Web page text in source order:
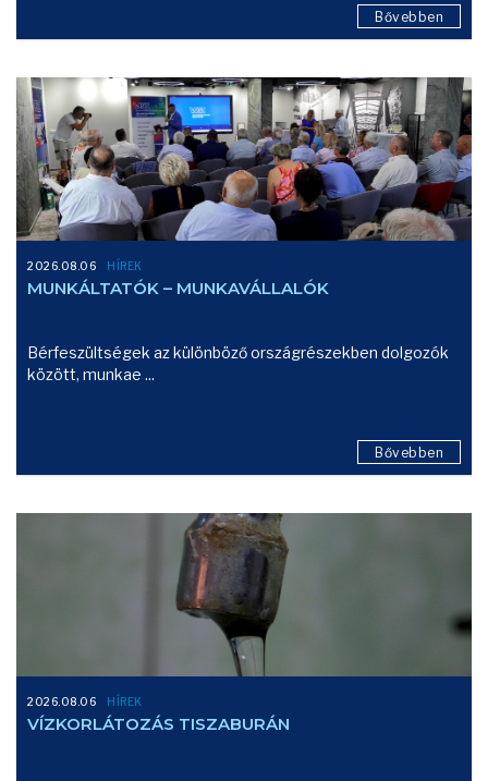
Bővebben
2026.08.06 HÍREK
MUNKÁLTATÓK – MUNKAVÁLLALÓK
Bérfeszültségek az különböző országrészekben dolgozók
között, munkae ...
Bővebben
2026.08.06 HÍREK
VÍZKORLÁTOZÁS TISZABURÁN